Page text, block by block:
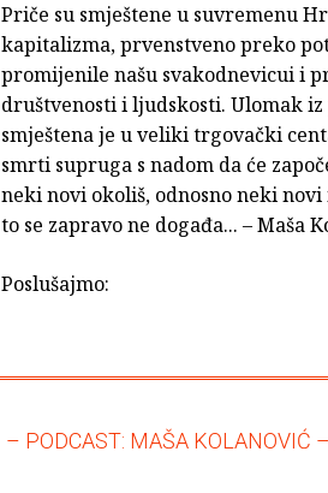
Priče su smještene u suvremenu
kapitalizma, prvenstveno preko
promijenile našu svakodnevicui i
društvenosti i ljudskosti. Ulomak
smještena je u veliki trgovački
smrti supruga s nadom da će
neki novi okoliš, odnosno neki
to se zapravo ne događa... – Maša
Poslušajmo:
– PODCAST: MAŠA KOLANOVIĆ